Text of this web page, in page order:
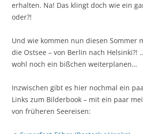
erhalten. Na! Das klingt doch wie ein
oder?!
Und wie kommen nun diesen Sommer
die Ostsee – von Berlin nach Helsinki?!
wohl noch ein bißchen weiterplanen…
Inzwischen gibt es hier nochmal ein
Links zum Bilderbook – mit ein paar
von früheren Seereisen: